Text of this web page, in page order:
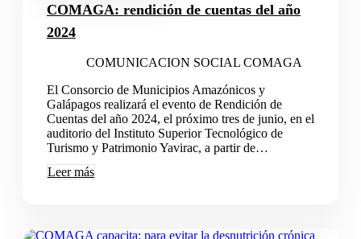
COMAGA: rendición de cuentas del año
2024
COMUNICACION SOCIAL COMAGA
El Consorcio de Municipios Amazónicos y
Galápagos realizará el evento de Rendición de
Cuentas del año 2024, el próximo tres de junio, en el
auditorio del Instituto Superior Tecnológico de
Turismo y Patrimonio Yavirac, a partir de…
Leer más